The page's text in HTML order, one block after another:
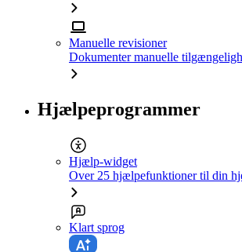
Manuelle revisioner
Dokumenter manuelle
Hjælpeprogrammer
Hjælp-widget
Over 25 hjælpefunktioner til din
Klart sprog